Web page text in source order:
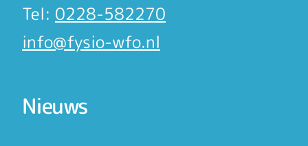
Tel: 0228-582270
info@fysio-wfo.nl
Nieuws